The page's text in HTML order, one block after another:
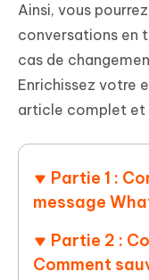
Ainsi, vous
conversations en
cas de
Enrichissez votre
article complet et
Partie 1 :
message
Partie 2 :
Comment